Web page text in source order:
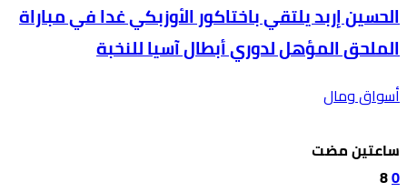
الحسين إربد يلتقي باختاكور الأوزبكي غدا في مباراة
الملحق المؤهل لدوري أبطال آسيا للنخبة
أسواق ومال
‫‫‫‏‫ساعتين مضت‬
0
8